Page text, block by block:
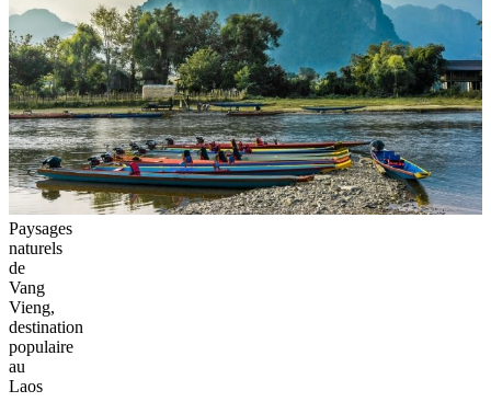
Paysages
naturels
de
Vang
Vieng,
destination
populaire
au
Laos